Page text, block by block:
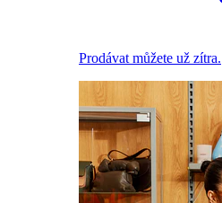
Prodávat můžete už zítra.